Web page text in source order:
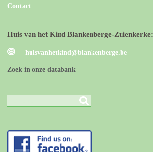
Contact
Huis van het Kind Blankenberge-Zuienkerke:
huisvanhetkind@blankenberge.be
Zoek in onze databank